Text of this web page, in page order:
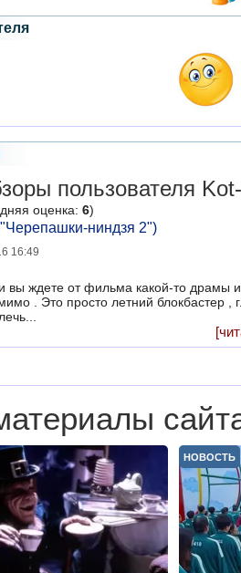
пользователя
оценка: 6)
ниндзя 2")
16:49
вы ждете от фильма какой-то драмы
. Это просто летний блокбастер ,
НОВОСТЬ